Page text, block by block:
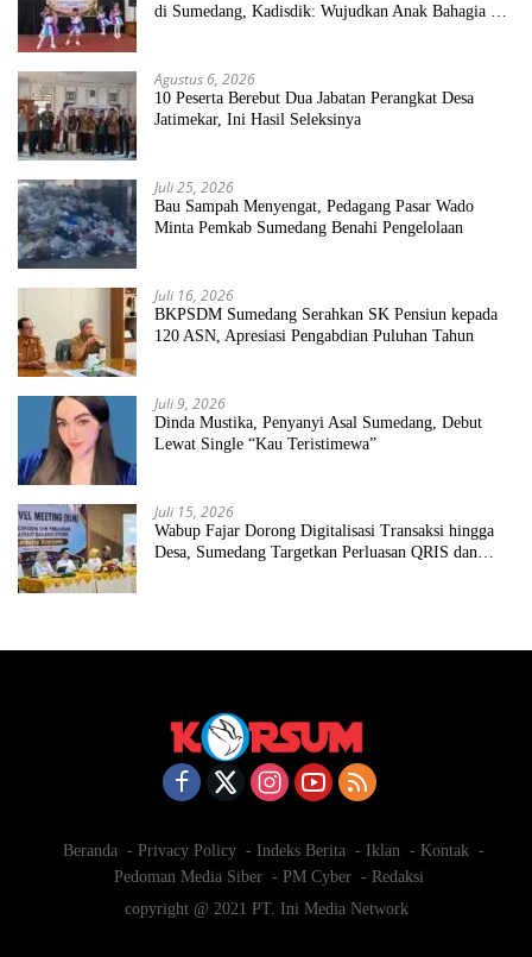
di Sumedang, Kadisdik: Wujudkan Anak Bahagia dan
Agustus 6, 2026
10 Peserta Berebut Dua Jabatan Perangkat Desa
Jatimekar, Ini Hasil Seleksinya
Juli 25, 2026
Bau Sampah Menyengat, Pedagang Pasar Wado
Minta Pemkab Sumedang Benahi Pengelolaan
Juli 16, 2026
BKPSDM Sumedang Serahkan SK Pensiun kepada
120 ASN, Apresiasi Pengabdian Puluhan Tahun
Juli 9, 2026
Dinda Mustika, Penyanyi Asal Sumedang, Debut
Lewat Single “Kau Teristimewa”
Juli 15, 2026
Wabup Fajar Dorong Digitalisasi Transaksi hingga
Desa, Sumedang Targetkan Perluasan QRIS dan
Beranda Privacy Policy Indeks Berita Iklan
Kontak
Pedoman Media Siber
PM Cyber
Redaksi
copyright @ 2021 PT. Ini Media Network